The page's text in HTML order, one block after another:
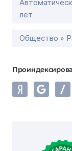
лет
Общество »